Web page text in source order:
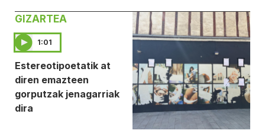
GIZARTEA
1:01
Estereotipoetatik at
diren emazteen
gorputzak jenagarriak
dira